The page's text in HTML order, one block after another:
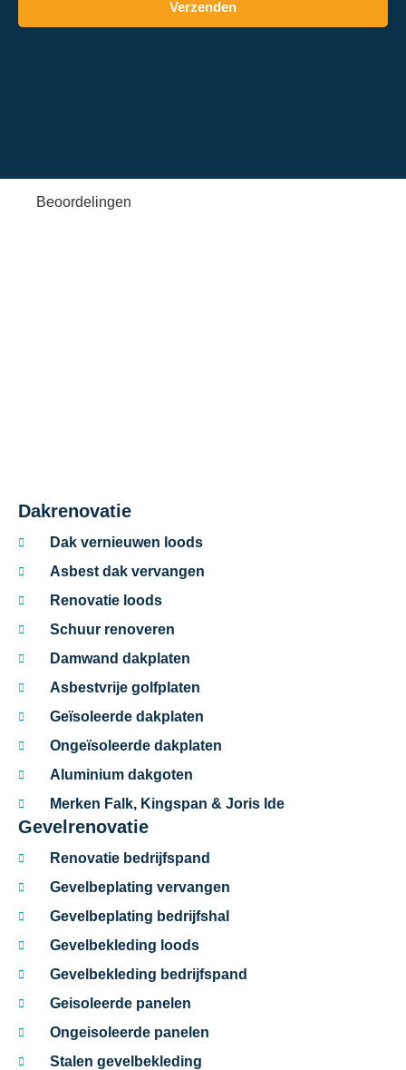
Verzenden
Beoordelingen
Dakrenovatie
Dak vernieuwen loods
Asbest dak vervangen
Renovatie loods
Schuur renoveren
Damwand dakplaten
Asbestvrije golfplaten
Geïsoleerde dakplaten
Ongeïsoleerde dakplaten
Aluminium dakgoten
Merken Falk, Kingspan & Joris Ide
Gevelrenovatie
Renovatie bedrijfspand
Gevelbeplating vervangen
Gevelbeplating bedrijfshal
Gevelbekleding loods
Gevelbekleding bedrijfspand
Geisoleerde panelen
Ongeisoleerde panelen
Stalen gevelbekleding